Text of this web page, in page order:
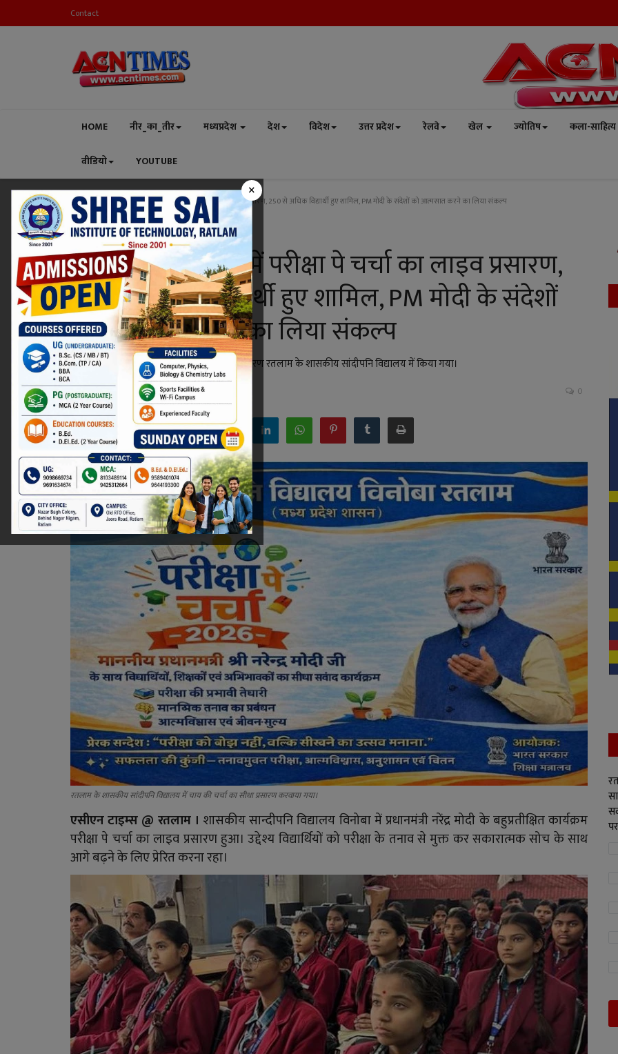
Contact
HOME नीर_का_तीर मध्यप्रदेश देश विदेश उत्तर प्रदेश रेलवे खेल ज्योतिष कला-साहित्य
वीडियो YOUTUBE
×
Home शिक्षा सान्दीपनि विद्यालय में परीक्षा पे चर्चा का लाइव प्रसारण, 250 से अधिक विद्यार्थी हुए शामिल, PM मोदी के संदेशों को आत्मसात करने का लिया संकल्प
शिक्षा
सान्दीपनि विद्यालय में परीक्षा पे चर्चा का लाइव प्रसारण,
250 से अधिक विद्यार्थी हुए शामिल, PM मोदी के संदेशों
को आत्मसात करने का लिया संकल्प
प्रधानमंत्री नरेंद्र मोदी की चाय पे चर्चा का लाइव प्रसारण रतलाम के शासकीय सांदीपनि विद्यालय में किया गया।
Niraj Kumar Shukla Feb 7, 2026 - 00:03 0
Facebook Twitter
रतलाम के शासकीय सांदीपनि विद्यालय में चाय की चर्चा का सीधा प्रसारण करवाया गया।
एसीएन टाइम्स @ रतलाम । शासकीय सान्दीपनि विद्यालय विनोबा में प्रधानमंत्री नरेंद्र मोदी के बहुप्रतीक्षित कार्यक्रम
परीक्षा पे चर्चा का लाइव प्रसारण हुआ। उद्देश्य विद्यार्थियों को परीक्षा के तनाव से मुक्त कर सकारात्मक सोच के साथ
आगे बढ़ने के लिए प्रेरित करना रहा।